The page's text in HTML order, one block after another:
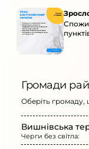
Громади
Оберіть громаду,
Вишнівська
Черги без світла: